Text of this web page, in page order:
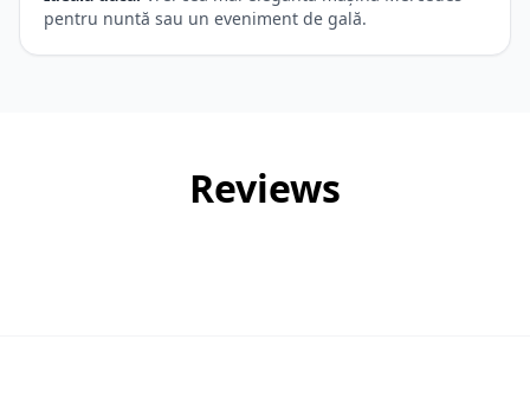
pentru nuntă sau un eveniment de gală.
Reviews